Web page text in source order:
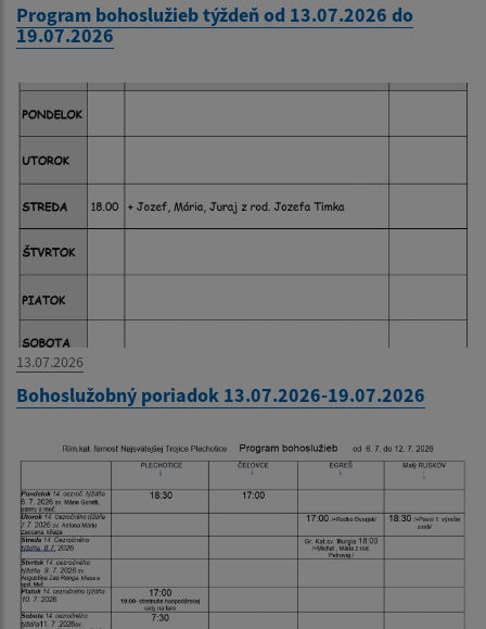
Program bohoslužieb týždeň od 13.07.2026 do
19.07.2026
13.07.2026
Bohoslužobný poriadok 13.07.2026-19.07.2026